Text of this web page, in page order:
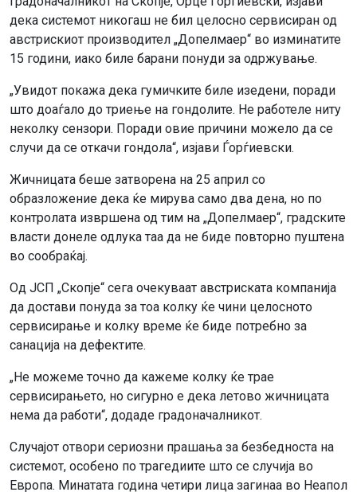
дека системот никогаш не бил целосно сервисиран од
австрискиот производител „Допелмаер“ во изминатите
15 години, иако биле барани понуди за одржување.
„Увидот покажа дека гумичките биле изедени, поради
што доаѓало до триење на гондолите. Не работеле ниту
неколку сензори. Поради овие причини можело да се
случи да се откачи гондола“, изјави Ѓорѓиевски.
Жичницата беше затворена на 25 април со
образложение дека ќе мирува само два дена, но по
контролата извршена од тим на „Допелмаер“, градските
власти донеле одлука таа да не биде повторно пуштена
во сообраќај.
Од ЈСП „Скопје“ сега очекуваат австриската компанија
да достави понуда за тоа колку ќе чини целосното
сервисирање и колку време ќе биде потребно за
санација на дефектите.
„Не можеме точно да кажеме колку ќе трае
сервисирањето, но сигурно е дека летово жичницата
нема да работи“, додаде градоначалникот.
Случајот отвори сериозни прашања за безбедноста на
системот, особено по трагедиите што се случија во
Европа. Минатата година четири лица загинаа во Неапол